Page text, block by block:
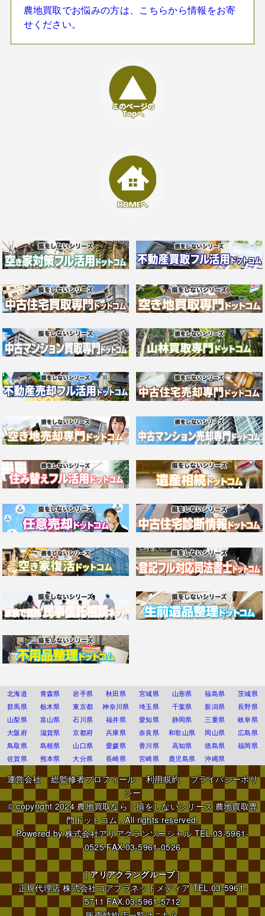
農地買取でお悩みの方は、こちらから情報をお寄
せください。
北海道 青森県 岩手県 秋田県 宮城県 山形県 福島県
茨城県
群馬県
栃木県 東京都 神奈川県 埼玉県 千葉県 新潟県
長野県
山梨県
富山県 石川県 福井県 愛知県 静岡県 三重県
岐阜県
大阪府
滋賀県 京都府 兵庫県 奈良県 和歌山県 岡山県
広島県
鳥取県
島根県 山口県 愛媛県 香川県 高知県 徳島県
福岡県
佐賀県
熊本県 大分県 長崎県 宮崎県 鹿児島県 沖縄県
運営会社 総監修者プロフィール 利用規約
プライバシーポリ
シー
© copyright 2024農地買取なら｜損をしないシリーズ 農地買取専
門ドットコム . All rights reserved.
Powered by株式会社アリアクランソーシャルTEL.03-5961-
0525 FAX.03-5961-0526
[アリアクラングループ]
正規代理店株式会社コアプラネットメディア TEL.03-5961-
5711 FAX.03-5961-5712